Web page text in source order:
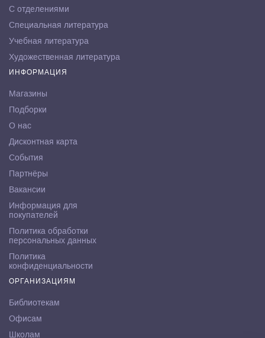
С отделениями
Специальная литература
Учебная литература
Художественная литература
ИНФОРМАЦИЯ
Магазины
Подборки
О нас
Дисконтная карта
События
Партнёры
Вакансии
Информация для
покупателей
Политика обработки
персональных данных
Политика
конфиденциальности
ОРГАНИЗАЦИЯМ
Библиотекам
Офисам
Школам